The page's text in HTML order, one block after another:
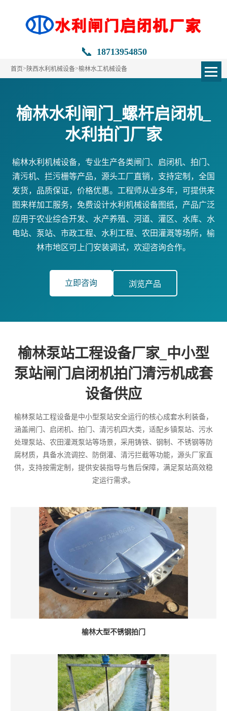
📞 18713954850
首页> 陕西水利机械设备>榆林水工机械设备
榆林水利闸门_螺杆启闭机_
水利拍门厂家
榆林水利机械设备，专业生产各类闸门、启闭机、拍门、
清污机、拦污栅等产品，源头工厂直销，支持定制，全国
发货，品质保证，价格优惠。工程师从业多年，可提供来
图来样加工服务，免费设计水利机械设备图纸，产品广泛
应用于农业综合开发、水产养殖、河道、灌区、水库、水
电站、泵站、市政工程、水利工程、农田灌溉等场所，榆
林市地区可上门安装调试，欢迎咨询合作。
立即咨询 浏览产品
榆林泵站工程设备厂家_中小型
泵站闸门启闭机拍门清污机成套
设备供应
榆林泵站工程设备是中小型泵站安全运行的核心成套水利装备，
涵盖闸门、启闭机、拍门、清污机四大类，适配乡镇泵站、污水
处理泵站、农田灌溉泵站等场景，采用铸铁、钢制、不锈钢等防
腐材质，具备水流调控、防倒灌、清污拦截等功能，源头厂家直
供，支持按需定制，提供安装指导与售后保障，满足泵站高效稳
定运行需求。
榆林大型不锈钢拍门